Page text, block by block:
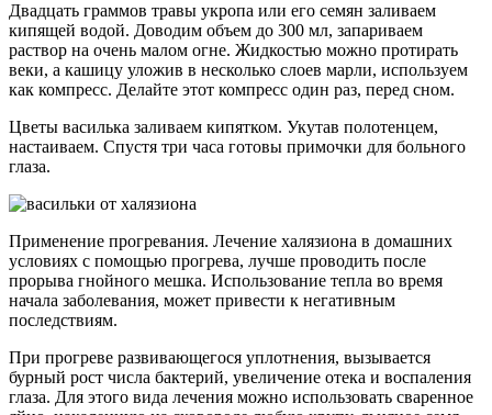
Двадцать граммов травы укропа или его семян заливаем
кипящей водой. Доводим объем до 300 мл, запариваем
раствор на очень малом огне. Жидкостью можно протирать
веки, а кашицу уложив в несколько слоев марли, используем
как компресс. Делайте этот компресс один раз, перед сном.
Цветы василька заливаем кипятком. Укутав полотенцем,
настаиваем. Спустя три часа готовы примочки для больного
глаза.
Применение прогревания. Лечение халязиона в домашних
условиях с помощью прогрева, лучше проводить после
прорыва гнойного мешка. Использование тепла во время
начала заболевания, может привести к негативным
последствиям.
При прогреве развивающегося уплотнения, вызывается
бурный рост числа бактерий, увеличение отека и воспаления
глаза. Для этого вида лечения можно использовать сваренное